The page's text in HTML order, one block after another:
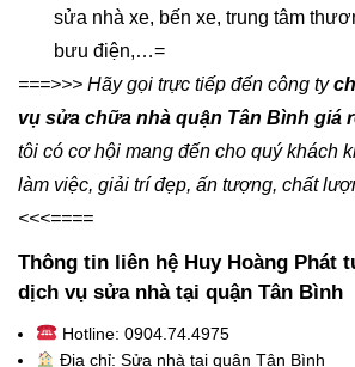
sửa nhà xe, bến xe, trung tâm
bưu điện,…=
===>>> Hãy gọi trực tiếp đến công ty
vụ sửa chữa nhà quận Tân Bình giá
tôi có cơ hội mang đến cho quý khách
làm việc, giải trí đẹp, ấn tượng, chất
<<<====
Thông tin liên hệ Huy Hoàng Phát
dịch vụ sửa nhà tại quận Tân Bình
Hotline: 0904.74.4975
Địa chỉ: Sửa nhà tại quận Tân Bình